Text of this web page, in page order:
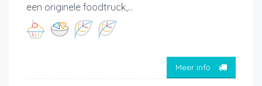
een originele foodtruck,...
Meer info